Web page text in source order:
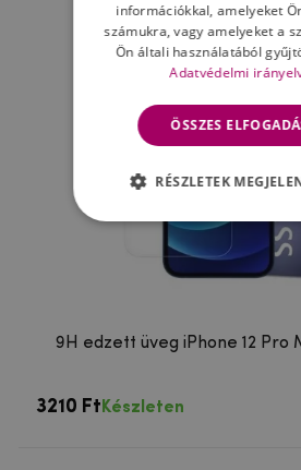
9H edzett üveg iPhone 12 Pro
3210 Ft Készleten
információkkal, amelyeket
számukra, vagy amelyeket a
Ön általi használatából
Adatvédelmi
ÖSSZES
RÉSZLETEK